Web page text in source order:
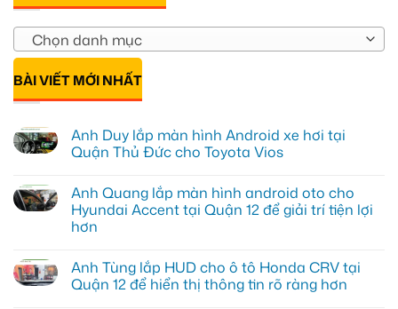
Chọn danh mục
BÀI VIẾT MỚI NHẤT
Anh Duy lắp màn hình Android xe hơi tại
Quận Thủ Đức cho Toyota Vios
bình
luận
ở
Anh
màn
hình
Android
Anh Quang lắp màn hình android oto cho
Hyundai Accent tại Quận 12 để giải trí tiện lợi
hơn
bình
luận
ở
Anh Tùng lắp HUD cho ô tô Honda CRV tại
Quận 12 để hiển thị thông tin rõ ràng hơn